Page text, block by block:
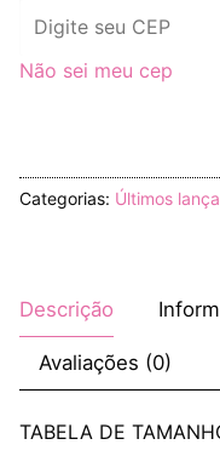
Não sei meu cep
Categorias: Últimos
Descrição
Avaliações (0)
TABELA DE